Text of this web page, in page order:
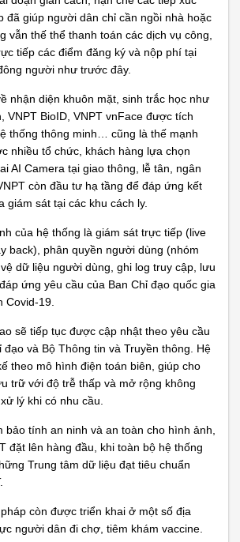
đã giúp người dân chỉ cần ngồi nhà hoặc
vẫn thế thể thanh toán các dịch vụ công,
tiếp các điểm đăng ký và nộp phí tại
người như trước đây.
nhận diện khuôn mặt, sinh trắc học như
VNPT BioID, VNPT vnFace được tích
thống thông minh… cũng là thế mạnh
nhiều tổ chức, khách hàng lựa chọn
AI Camera tại giao thông, lễ tân, ngân
còn đầu tư hạ tầng để đáp ứng kết
giám sát tại các khu cách ly.
của hệ thống là giám sát trực tiếp (live
back), phân quyền người dùng (nhóm
dữ liệu người dùng, ghi log truy cập, lưu
ứng yêu cầu của Ban Chỉ đạo quốc gia
Covid-19.
sẽ tiếp tục được cập nhật theo yêu cầu
và Bộ Thông tin và Truyền thông. Hệ
theo mô hình điện toán biên, giúp cho
trữ với độ trễ thấp và mở rộng không
lý khi có nhu cầu.
bảo tính an ninh và an toàn cho hình ảnh,
đặt lên hàng đầu, khi toàn bộ hệ thống
Trung tâm dữ liệu đạt tiêu chuẩn
còn được triển khai ở một số địa
người dân đi chợ, tiêm khám vaccine.